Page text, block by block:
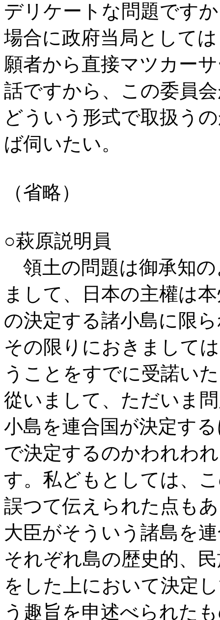
デリケートな問題です
場合に政府当局として
願者から直接マツカー
話ですから、この委員
どういう形式で取扱う
ば伺いたい。
（省略）
○萩原説明員
領土の問題は御承知
まして、日本の主權は
の決定する諸小島に限
その限りにおきまして
うことをすでに受諾い
從いまして、ただいま
小島を連合国が決定す
で決定するのかわれわ
す。私どもとしては、
誤つて伝えられた点も
大臣がそういう諸島を
それぞれ島の歴史的、
をした上において決定
う趣旨を申述べられた